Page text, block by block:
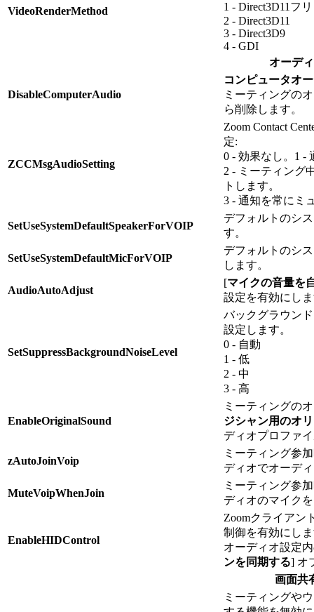
VideoRenderMethod
1 - Direct3D11フ
2 - Direct3D11
3 - Direct3D9
4 - GDI
オーデ
DisableComputerAudio
コンピュータオ
ミーティングの
ら削除します。
ZCCMsgAudioSetting
Zoom Contact
定:
0 - 効果なし。1 -
2 - ミーティング
トします。
3 - 通知を常にミ
SetUseSystemDefaultSpeakerForVOIP
デフォルトのシ
す。
SetUseSystemDefaultMicForVOIP
デフォルトのシ
します。
AudioAutoAdjust
[マイクの音量を
設定を有効にし
SetSuppressBackgroundNoiseLevel
バックグラウン
設定します。
0 - 自動
1 - 低
2 - 中
3 - 高
EnableOriginalSound
ミーティングの
ジシャン用のオ
ディオプロファ
zAutoJoinVoip
ミーティング参
ディオでオーデ
MuteVoipWhenJoin
ミーティング参
ディオのマイク
EnableHIDControl
Zoomクライアン
制御を有効にし
オーディオ設定
ンを同期する] オ
画面共
ミーティングや